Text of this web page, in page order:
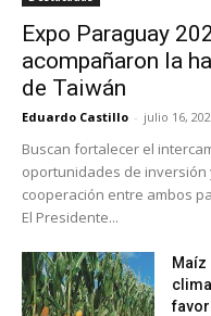
Expo Paraguay
acompañaron la
de Taiwán
Eduardo Castillo - julio 16,
Buscan fortalecer el
oportunidades de
cooperación entre ambos
El Presidente...
Maíz